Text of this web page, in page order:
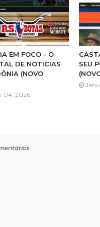
EM FOCO - O
DE NOTICIAS
(NOVO
04, 2026
SEU